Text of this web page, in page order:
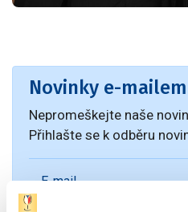
Novinky e-mailem
Nepromeškejte naše
Přihlašte se k odběru
E-mail